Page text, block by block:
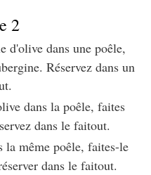
2
d'olive dans une poêle,
Réservez dans un
dans la poêle, faites
dans le faitout.
même poêle, faites-le
dans le faitout.